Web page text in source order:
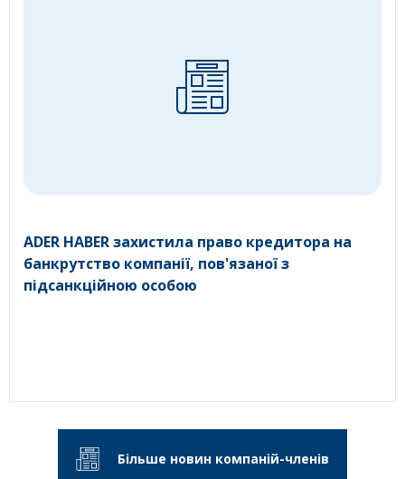
ADER HABER захистила право кредитора на
банкрутство компанії, пов'язаної з
підсанкційною особою
Більше новин компаній-членів